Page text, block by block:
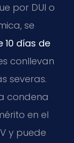
por DUI o
se
días de
conllevan
severas.
condena
en el
y puede